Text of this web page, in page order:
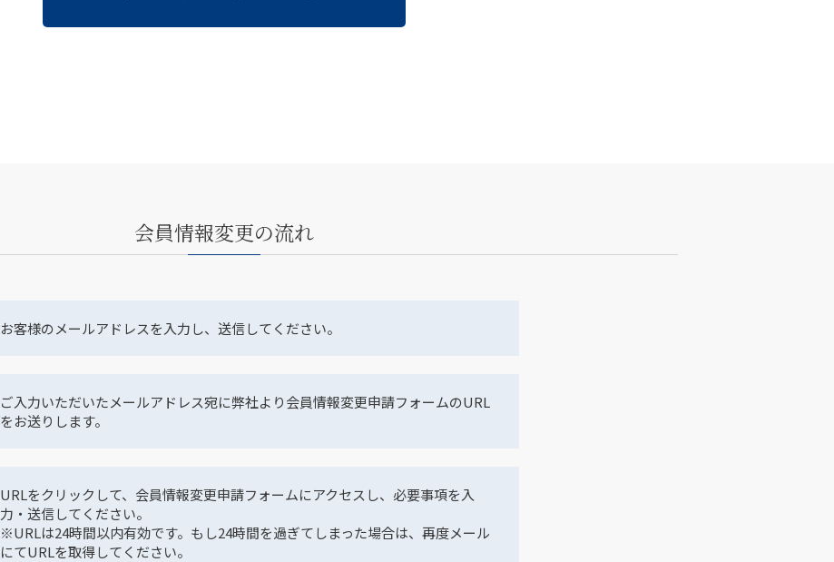
会員情報変更の流れ
お客様のメールアドレスを入力し、送信してください。
ご入力いただいたメールアドレス宛に弊社より会員情報変更申請フォームのURL
をお送りします。
URLをクリックして、会員情報変更申請フォームにアクセスし、必要事項を入
力・送信してください。
※URLは24時間以内有効です。もし24時間を過ぎてしまった場合は、再度メール
にてURLを取得してください。